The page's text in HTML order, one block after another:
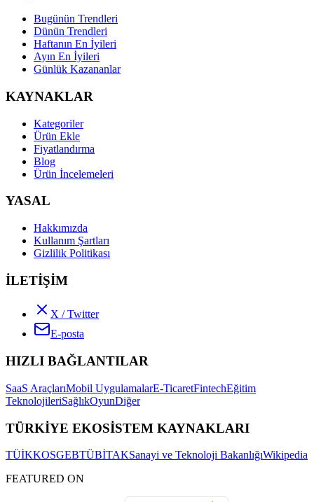
Bugünün Trendleri
Dünün Trendleri
Haftanın En İyileri
Ayın En İyileri
Günlük Kazananlar
KAYNAKLAR
Kategoriler
Ürün Ekle
Fiyatlandırma
Blog
Ürün İncelemeleri
YASAL
Hakkımızda
Kullanım Şartları
Gizlilik Politikası
İLETİŞİM
X / Twitter
E-posta
HIZLI BAĞLANTILAR
SaaS AraçlarıMobil UygulamalarE-TicaretFintechEğitim
TeknolojileriSağlıkOyunDiğer
TÜRKİYE EKOSİSTEM KAYNAKLARI
TÜİKKOSGEBTÜBİTAKSanayi ve Teknoloji BakanlığıWikipedia
FEATURED ON